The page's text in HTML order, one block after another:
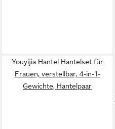
Youyijia Hantel Hantelset für
Frauen, verstellbar, 4-in-1-
Gewichte, Hantelpaar